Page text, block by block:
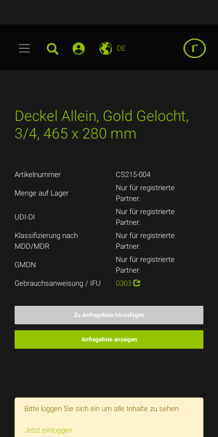
DE
Deckel Allein, Gold Gelocht,
3/4, 465 x 280 mm
Artikelnummer CS215-004
Menge auf Lager
Nur für registrierte
Partner.
UDI-DI
Nur für registrierte
Partner.
Klassifizierung nach
MDD/MDR
Nur für registrierte
Partner.
GMDN
Nur für registrierte
Partner.
Gebrauchsanweisung / IFU
0303
Zu Anfrageliste hinzufügen
Anfrageliste anzeigen
Bitte loggen Sie sich ein um alle Inhalte zu sehen
Jetzt einloggen